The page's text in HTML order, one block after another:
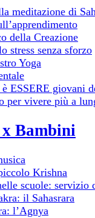
meditazione di
della Creazione
stress senza sforzo
Yoga
è ESSERE giovani
per vivere più a
x Bambini
Krishna
scuole: servizio
il Sahasrara
l’Agnya